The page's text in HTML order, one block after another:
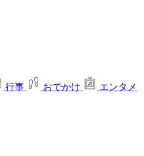
行事 おでかけ
エンタメ